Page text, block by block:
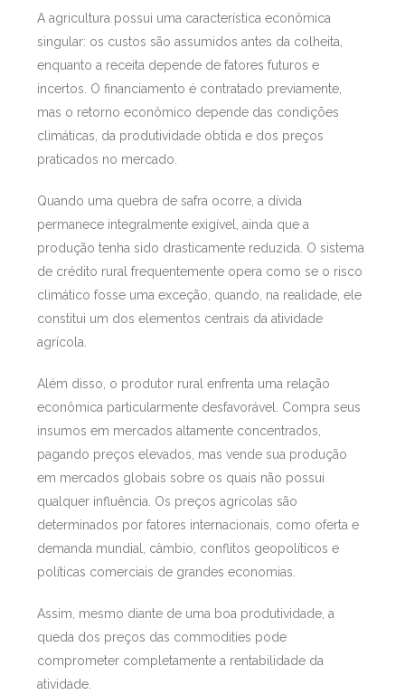
A agricultura possui uma característica econômica
singular: os custos são assumidos antes da colheita,
enquanto a receita depende de fatores futuros e
incertos. O financiamento é contratado previamente,
mas o retorno econômico depende das condições
climáticas, da produtividade obtida e dos preços
praticados no mercado.
Quando uma quebra de safra ocorre, a dívida
permanece integralmente exigível, ainda que a
produção tenha sido drasticamente reduzida. O sistema
de crédito rural frequentemente opera como se o risco
climático fosse uma exceção, quando, na realidade, ele
constitui um dos elementos centrais da atividade
agrícola.
Além disso, o produtor rural enfrenta uma relação
econômica particularmente desfavorável. Compra seus
insumos em mercados altamente concentrados,
pagando preços elevados, mas vende sua produção
em mercados globais sobre os quais não possui
qualquer influência. Os preços agrícolas são
determinados por fatores internacionais, como oferta e
demanda mundial, câmbio, conflitos geopolíticos e
políticas comerciais de grandes economias.
Assim, mesmo diante de uma boa produtividade, a
queda dos preços das commodities pode
comprometer completamente a rentabilidade da
atividade.